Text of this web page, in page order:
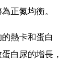
正氮均衡。
熱卡和蛋白
白尿的增長，